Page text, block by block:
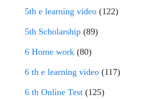
5th e learning video (122)
5th Scholarship (89)
6 Home work (80)
6 th e learning video (117)
6 th Online Test (125)